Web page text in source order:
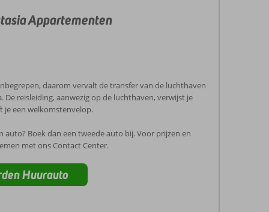
Appartementen
daarom vervalt de transfer van de luchthaven
De reisleiding, aanwezig op de luchthaven, verwijst je
je een welkomstenvelop.
auto? Boek dan een tweede auto bij. Voor prijzen en
met ons Contact Center.
Huurauto